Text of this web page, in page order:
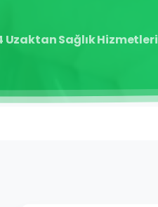
Uzaktan Sağlık Hizmetleri